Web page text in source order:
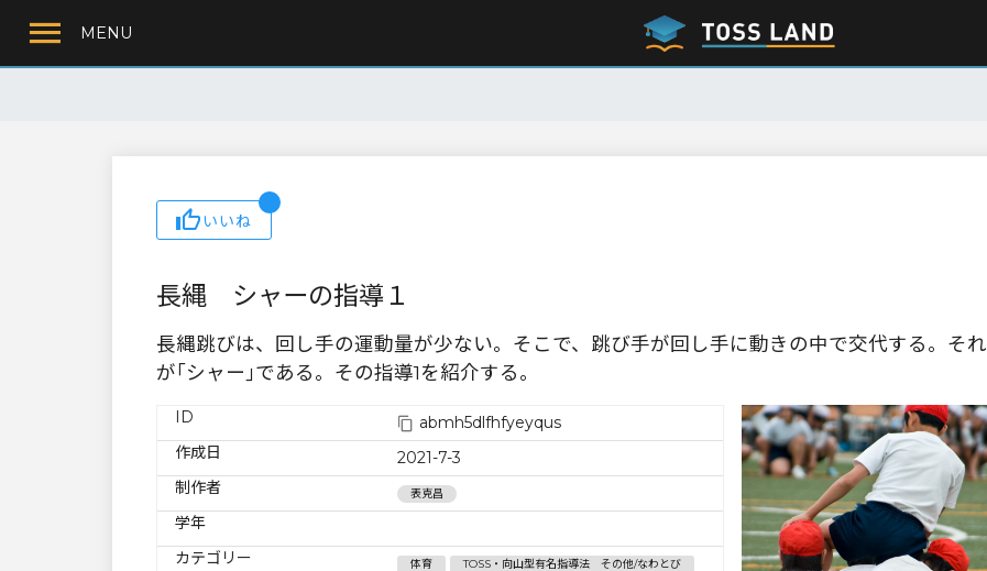
MENU
いいね
長縄 シャーの指導１
長縄跳びは、回し手の運動量が少ない。そこで、跳び手が回し手に動きの中で交代する。それ
が｢シャー｣である。その指導1を紹介する。
ID
abmh5dlfhfyeyqus
作成日
2021-7-3
制作者
表克昌
学年
カテゴリー
体育 TOSS・向山型有名指導法 その他/なわとび